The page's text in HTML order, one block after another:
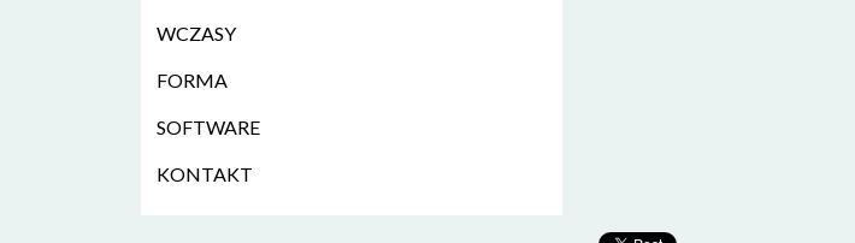
WCZASY
FORMA
SOFTWARE
KONTAKT